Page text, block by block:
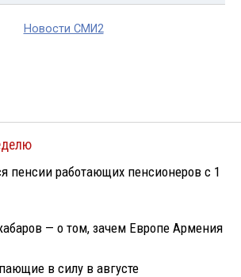
Новости СМИ2
пенсии работающих пенсионеров с 1
— о том, зачем Европе Армения
в силу в августе